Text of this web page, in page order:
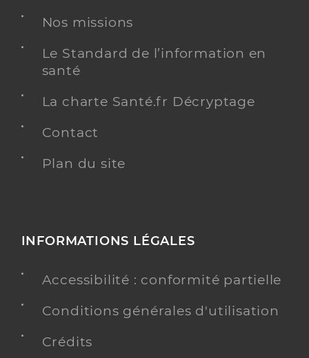
Nos missions
Le Standard de l’information en
santé
La charte Santé.fr Décryptage
Contact
Plan du site
INFORMATIONS LÉGALES
Accessibilité : conformité partielle
Conditions générales d'utilisation
Crédits